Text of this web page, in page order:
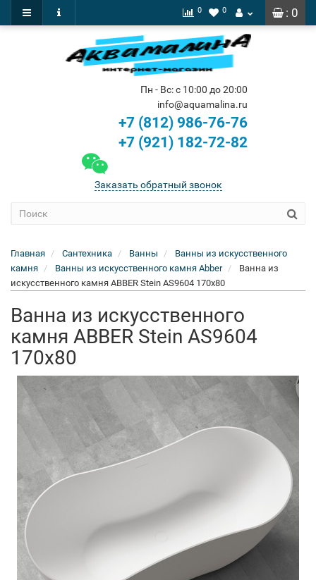
: 0
0 0
Пн - Вс: с 10:00 до 20:00
info@aquamalina.ru
+7 (812) 986-76-76
+7 (921) 182-72-82
Заказать обратный звонок
Главная Сантехника Ванны
Ванны из искусственного
камня
Ванны из искусственного камня Abber
Ванна из
искусственного камня ABBER Stein AS9604 170x80
Ванна из искусственного
камня ABBER Stein AS9604
170x80